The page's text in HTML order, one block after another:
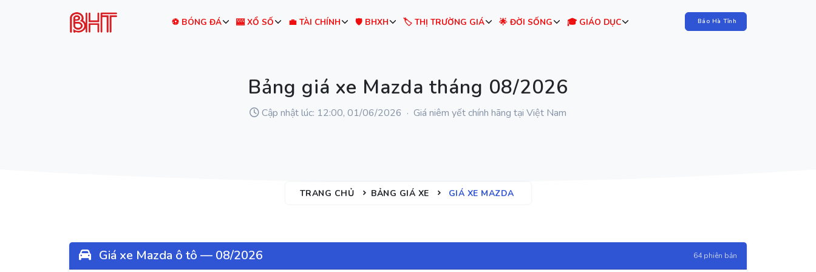
Báo Hà Tĩnh
⚽ BÓNG ĐÁ 🎰 XỔ SỐ 💼 TÀI CHÍNH 🛡️ BHXH 🏷️ THỊ TRƯỜNG GIÁ 🌟 ĐỜI SỐNG 🎓 GIÁO DỤC
Bảng giá xe Mazda tháng 08/2026
Cập nhật lúc: 12:00, 01/06/2026 · Giá niêm yết chính hãng tại Việt Nam
TRANG CHỦ BẢNG GIÁ XE GIÁ XE MAZDA
Giá xe Mazda ô tô — 08/2026 64 phiên bản